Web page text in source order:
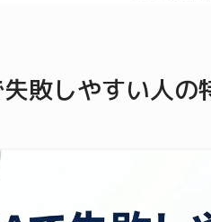
敗しやすい人